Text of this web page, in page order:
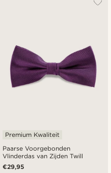
Paarse Voorgebonden
Vlinderdas van Zijden Twill
Premium Kwaliteit
€29,95